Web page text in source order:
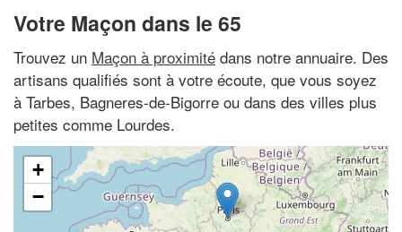
Votre Maçon dans le 65
Trouvez un Maçon à proximité dans notre annuaire. Des
artisans qualifiés sont à votre écoute, que vous soyez
à Tarbes, Bagneres-de-Bigorre ou dans des villes plus
petites comme Lourdes.
+
−